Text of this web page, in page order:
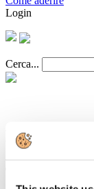
Login
Cerca...
MOSTRA